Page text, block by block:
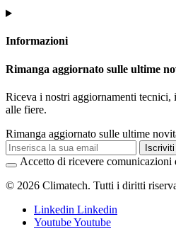
Informazioni
Rimanga aggiornato sulle ultime
Riceva i nostri aggiornamenti
alle fiere.
Rimanga aggiornato sulle ultime
Iscriviti
Accetto di ricevere comunicazioni
© 2026 Climatech. Tutti i diritti
Linkedin Linkedin
YoutubeYoutube